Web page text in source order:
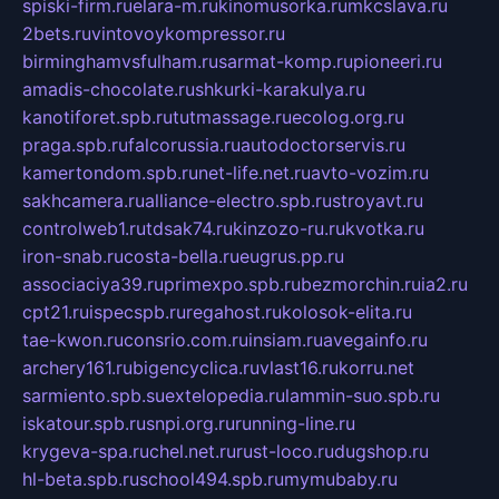
spiski-firm.ruelara-m.rukinomusorka.rumkcslava.ru
2bets.ruvintovoykompressor.ru
birminghamvsfulham.rusarmat-komp.rupioneeri.ru
amadis-chocolate.rushkurki-karakulya.ru
kanotiforet.spb.rututmassage.ruecolog.org.ru
praga.spb.rufalcorussia.ruautodoctorservis.ru
kamertondom.spb.runet-life.net.ruavto-vozim.ru
sakhcamera.rualliance-electro.spb.rustroyavt.ru
controlweb1.rutdsak74.rukinzozo-ru.rukvotka.ru
iron-snab.rucosta-bella.rueugrus.pp.ru
associaciya39.ruprimexpo.spb.rubezmorchin.ruia2.ru
cpt21.ruispecspb.ruregahost.rukolosok-elita.ru
tae-kwon.ruconsrio.com.ruinsiam.ruavegainfo.ru
archery161.rubigencyclica.ruvlast16.rukorru.net
sarmiento.spb.suextelopedia.rulammin-suo.spb.ru
iskatour.spb.rusnpi.org.rurunning-line.ru
krygeva-spa.ruchel.net.rurust-loco.rudugshop.ru
hl-beta.spb.ruschool494.spb.rumymubaby.ru